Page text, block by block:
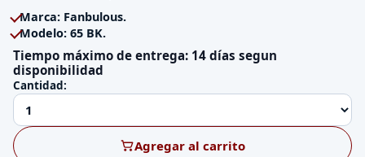
Marca: Fanbulous.
Modelo: 65 BK.
Tiempo máximo de entrega: 14 días segun
disponibilidad
Cantidad:
Agregar al carrito